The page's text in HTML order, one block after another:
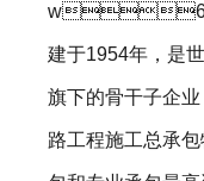
建于1954年，是
旗下的骨干子企
路工程施工总承